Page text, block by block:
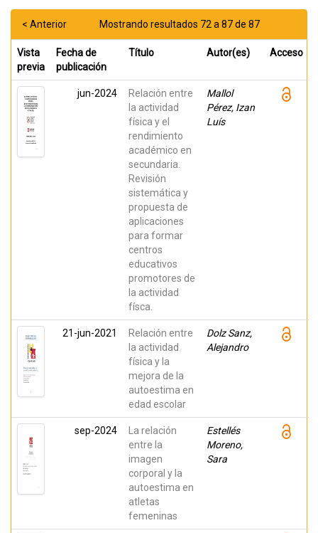
Mostrando resultados 72 a 87 de 87
< Anterior
Vista
previa
Fecha de
publicación
Título Autor(es) Acceso
jun-2024
Relación entre
la actividad
física y el
rendimiento
académico en
secundaria.
Revisión
sistemática y
propuesta de
aplicaciones
para formar
centros
educativos
promotores de
la actividad
físca.
Mallol
Pérez, Izan
Luís
21-jun-2021
Relación entre
la actividad
física y la
mejora de la
autoestima en
edad escolar
Dolz Sanz,
Alejandro
sep-2024
La relación
entre la
imagen
corporal y la
autoestima en
atletas
femeninas
Estellés
Moreno,
Sara